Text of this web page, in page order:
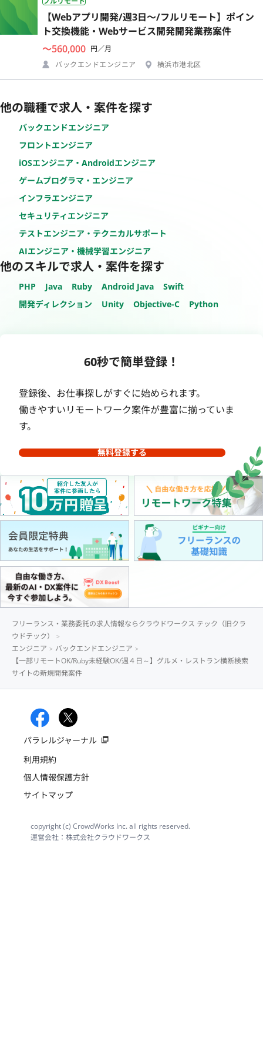
【Webアプリ開発/週3日〜/フルリモート】ポイン
ト交換機能・Webサービス開発開発業務案件
〜560,000 円／月
バックエンドエンジニア
横浜市港北区
他の職種で求人・案件を探す
バックエンドエンジニア
フロントエンジニア
iOSエンジニア・Androidエンジニア
ゲームプログラマ・エンジニア
インフラエンジニア
セキュリティエンジニア
テストエンジニア・テクニカルサポート
AIエンジニア・機械学習エンジニア
他のスキルで求人・案件を探す
PHP Java Ruby Android Java
Swift
開発ディレクション
Unity Objective-C Python
60秒で簡単登録！
登録後、お仕事探しがすぐに始められます。
働きやすいリモートワーク案件が豊富に揃っていま
す。
無料登録する
フリーランス・業務委託の求人情報ならクラウドワークス テック（旧クラ
ウドテック）
エンジニア
バックエンドエンジニア
【一部リモートOK/Ruby未経験OK/週４日～】グルメ・レストラン横断検索
サイトの新規開発案件
パラレルジャーナル
利用規約
個人情報保護方針
サイトマップ
copyright (c) CrowdWorks Inc. all rights reserved.
運営会社：株式会社クラウドワークス